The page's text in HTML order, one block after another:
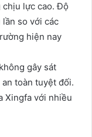
chịu lực cao. Độ
so với các
hiện nay
gây sát
toàn tuyệt đối.
Xingfa với nhiều